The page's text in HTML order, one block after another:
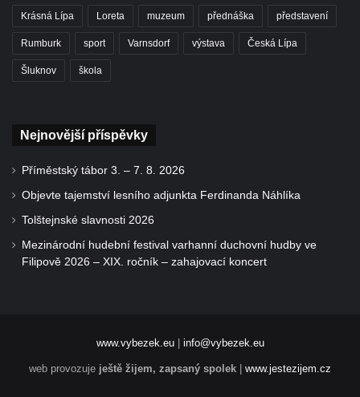
Krásná Lípa Loreta muzeum přednáška představení
Rumburk sport Varnsdorf výstava Česká Lípa
Šluknov škola
Nejnovější příspěvky
Příměstský tábor 3. – 7. 8. 2026
Objevte tajemství lesního adjunkta Ferdinanda Náhlíka
Tolštejnské slavnosti 2026
Mezinárodní hudební festival varhanní duchovní hudby ve
Filipově 2026 – XIX. ročník – zahajovací koncert
www.vybezek.eu| info@vybezek.eu
web provozuje ještě žijem, zapsaný spolek www.jestezijem.cz